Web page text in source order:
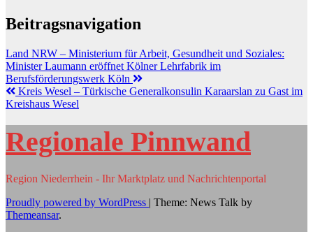
Beitragsnavigation
Land NRW – Ministerium für Arbeit, Gesundheit und Soziales:
Minister Laumann eröffnet Kölner Lehrfabrik im
Berufsförderungswerk Köln
Kreis Wesel – Türkische Generalkonsulin Karaarslan zu Gast im
Kreishaus Wesel
Regionale Pinnwand
Region Niederrhein - Ihr Marktplatz und Nachrichtenportal
Proudly powered by WordPress | Theme: News Talk by
Themeansar.